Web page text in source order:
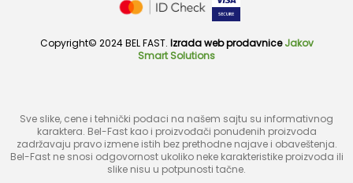
Copyright© 2024 BEL FAST. Izrada web prodavnice Jakov
Smart Solutions
Sve slike, cene i tehnički podaci na našem sajtu su informativnog
karaktera. Bel-Fast kao i proizvođači ponuđenih proizvoda
zadržavaju pravo izmene istih bez prethodne najave i obaveštenja.
Bel-Fast ne snosi odgovornost ukoliko neke karakteristike proizvoda ili
slike nisu u potpunosti tačne.